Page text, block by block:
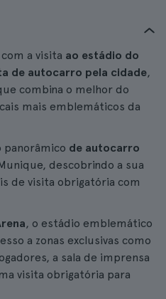
a visita ao estádio do
de autocarro pela cidade,
combina o melhor do
mais emblemáticos da
panorâmico de autocarro
descobrindo a sua
de visita obrigatória com
, o estádio emblemático
a zonas exclusivas como
a sala de imprensa
visita obrigatória para